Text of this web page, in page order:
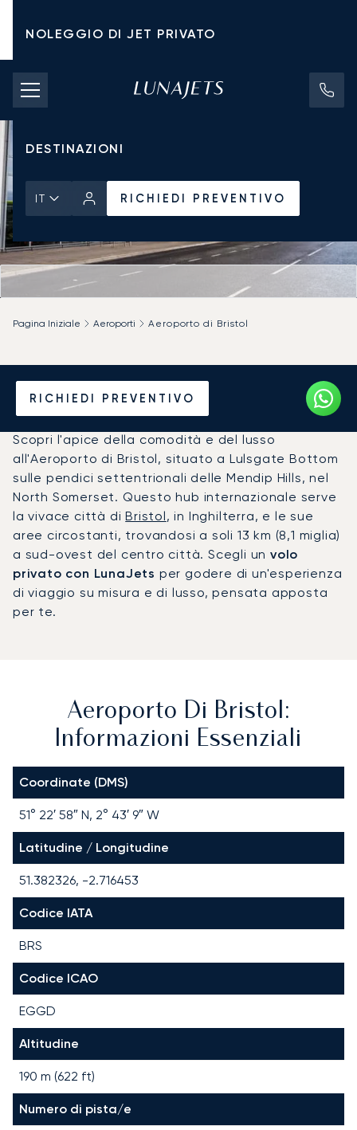
NOLEGGIO DI JET PRIVATO
TARIFFE DI NOLEGGIO
JET PRIVATI
DESTINAZIONI
IT RICHIEDI PREVENTIVO
RICHIEDI PREVENTIVO
Pagina Iniziale Aeroporti Aeroporto di Bristol
Noleggio jet privato per
l'Aeroporto di Bristol (BRS)
Scopri l'apice della comodità e del lusso
all'Aeroporto di Bristol, situato a Lulsgate Bottom
sulle pendici settentrionali delle Mendip Hills, nel
North Somerset. Questo hub internazionale serve
la vivace città diBristol, in Inghilterra, e le sue
aree circostanti, trovandosi a soli 13 km (8,1 miglia)
a sud-ovest del centro città. Scegli un volo
privato con LunaJets per godere di un'esperienza
di viaggio su misura e di lusso, pensata apposta
per te.
Aeroporto Di Bristol:
Informazioni Essenziali
Coordinate (DMS)
51° 22′ 58″ N, 2° 43′ 9″ W
Latitudine / Longitudine
51.382326, -2.716453
Codice IATA
BRS
Codice ICAO
EGGD
Altitudine
190 m (622 ft)
Numero di pista/e